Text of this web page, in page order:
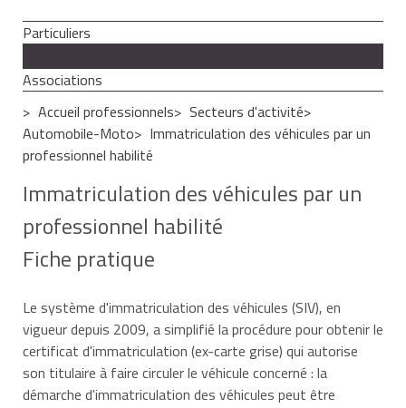
Particuliers
Associations
Accueil professionnels
Secteurs d'activité
Automobile-Moto
Immatriculation des véhicules par un
professionnel habilité
Immatriculation des véhicules par un
professionnel habilité
Fiche pratique
Le système d'immatriculation des véhicules (SIV), en
vigueur depuis 2009, a simplifié la procédure pour obtenir le
certificat d'immatriculation (ex-carte grise) qui autorise
son titulaire à faire circuler le véhicule concerné : la
démarche d'immatriculation des véhicules peut être